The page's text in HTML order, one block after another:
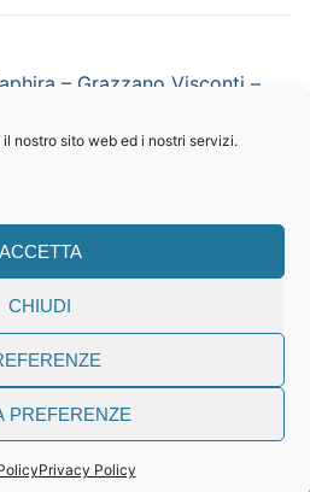
nostro sito web ed i nostri servizi.
ACCETTA
CHIUDI
PREFERENZE
Privacy Policy
– Grazzano Visconti –
| partita iva 02194410201